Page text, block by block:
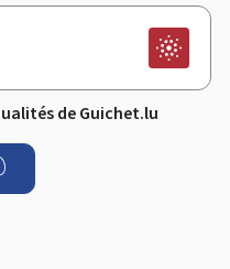
de Guichet.lu